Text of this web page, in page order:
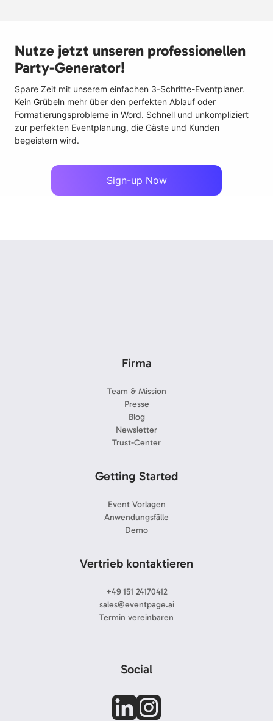
Nutze jetzt unseren professionellen
Party-Generator!
Spare Zeit mit unserem einfachen 3-Schritte-Eventplaner.
Kein Grübeln mehr über den perfekten Ablauf oder
Formatierungsprobleme in Word. Schnell und unkompliziert
zur perfekten Eventplanung, die Gäste und Kunden
begeistern wird.
Sign-up Now
Firma
Team & Mission
Presse
Blog
Newsletter
Trust-Center
Getting Started
Event Vorlagen
Anwendungsfälle
Demo
Vertrieb kontaktieren
+49 151 24170412
sales@eventpage.ai
Termin vereinbaren
Social